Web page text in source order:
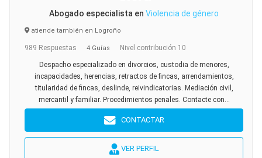
Abogado especialista en Violencia de género
atiende también en Logroño
989 Respuestas 4 Guías Nivel contribución 10
Despacho especializado en divorcios, custodia de menores,
incapacidades, herencias, retractos de fincas, arrendamientos,
titularidad de fincas, deslinde, reivindicatorias. Mediación civil,
mercantil y familiar. Procedimientos penales. Contacte con...
CONTACTAR
VER PERFIL